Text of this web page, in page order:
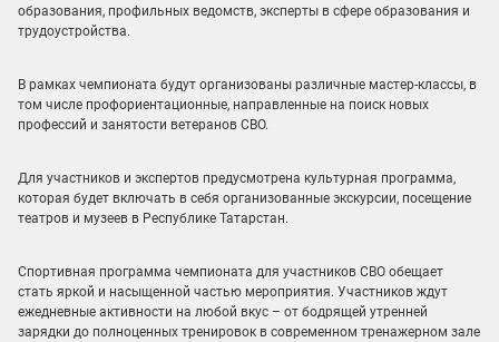
образования, профильных ведомств, эксперты в сфере образования и
трудоустройства.
В рамках чемпионата будут организованы различные мастер-классы, в
том числе профориентационные, направленные на поиск новых
профессий и занятости ветеранов СВО.
Для участников и экспертов предусмотрена культурная программа,
которая будет включать в себя организованные экскурсии, посещение
театров и музеев в Республике Татарстан.
Спортивная программа чемпионата для участников СВО обещает
стать яркой и насыщенной частью мероприятия. Участников ждут
ежедневные активности на любой вкус – от бодрящей утренней
зарядки до полноценных тренировок в современном тренажерном зале